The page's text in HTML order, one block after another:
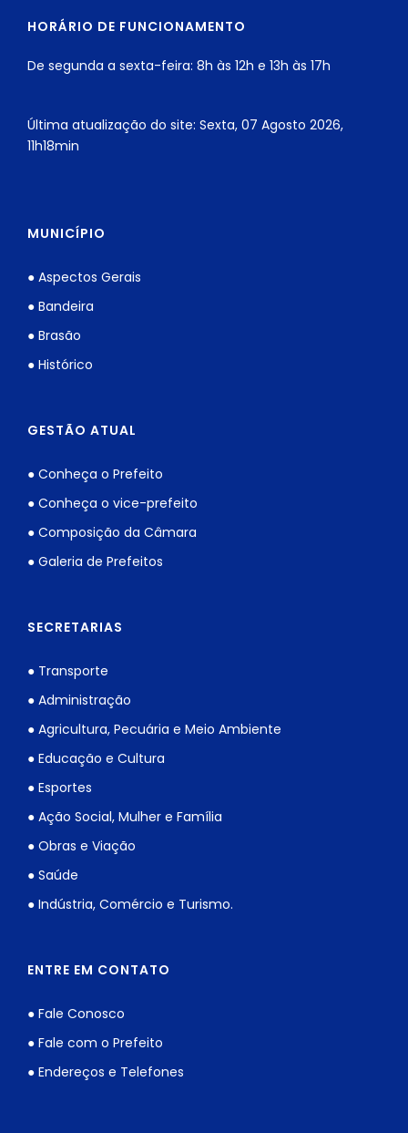
HORÁRIO DE FUNCIONAMENTO
De segunda a sexta-feira: 8h às 12h e 13h às 17h
Última atualização do site: Sexta, 07 Agosto 2026,
11h18min
MUNICÍPIO
● Aspectos Gerais
● Bandeira
● Brasão
● Histórico
GESTÃO ATUAL
● Conheça o Prefeito
● Conheça o vice-prefeito
● Composição da Câmara
● Galeria de Prefeitos
SECRETARIAS
● Transporte
● Administração
● Agricultura, Pecuária e Meio Ambiente
● Educação e Cultura
● Esportes
● Ação Social, Mulher e Família
● Obras e Viação
● Saúde
● Indústria, Comércio e Turismo.
ENTRE EM CONTATO
● Fale Conosco
● Fale com o Prefeito
● Endereços e Telefones